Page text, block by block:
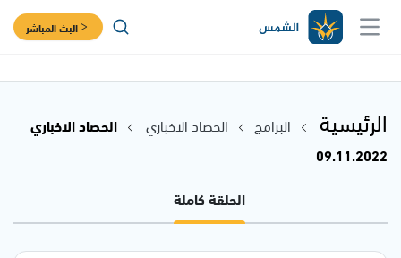
البث المباشر
الرئيسية البرامج الحصاد الاخباري
الحصاد الاخباري
09.11.2022
الحلقة كاملة